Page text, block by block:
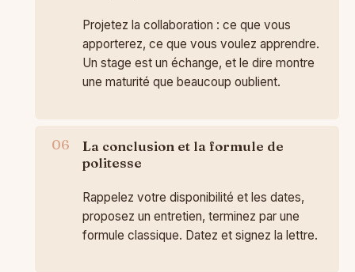
Projetez la collaboration : ce que vous
apporterez, ce que vous voulez apprendre.
Un stage est un échange, et le dire montre
une maturité que beaucoup oublient.
La conclusion et la formule de
politesse
Rappelez votre disponibilité et les dates,
proposez un entretien, terminez par une
formule classique. Datez et signez la lettre.